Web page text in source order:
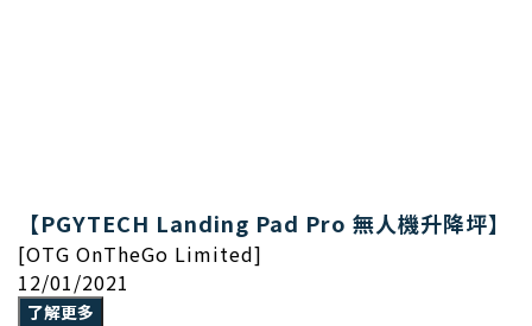
【PGYTECH Landing Pad Pro 無人機升降坪】
[OTG OnTheGo Limited]
12/01/2021
了解更多